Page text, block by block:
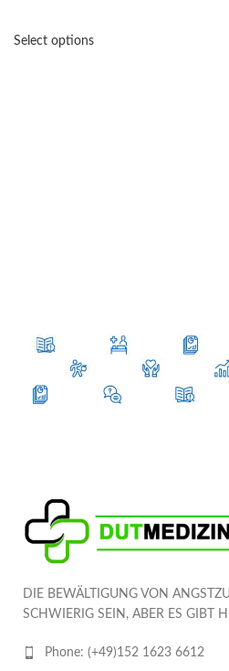
Select options
DIE BEWÄLTIGUNG VON
SCHWIERIG SEIN, ABER ES GIBT
Phone: (+49)152 1623 6612